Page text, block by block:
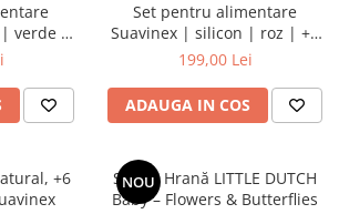
Set pentru alimentare
Suavinex | silicon | roz | +4
luni | Colour Essence
199,00 Lei
ADAUGA IN COS
+6
NOU
Set de Hrană LITTLE DUTCH
Baby – Flowers & Butterflies